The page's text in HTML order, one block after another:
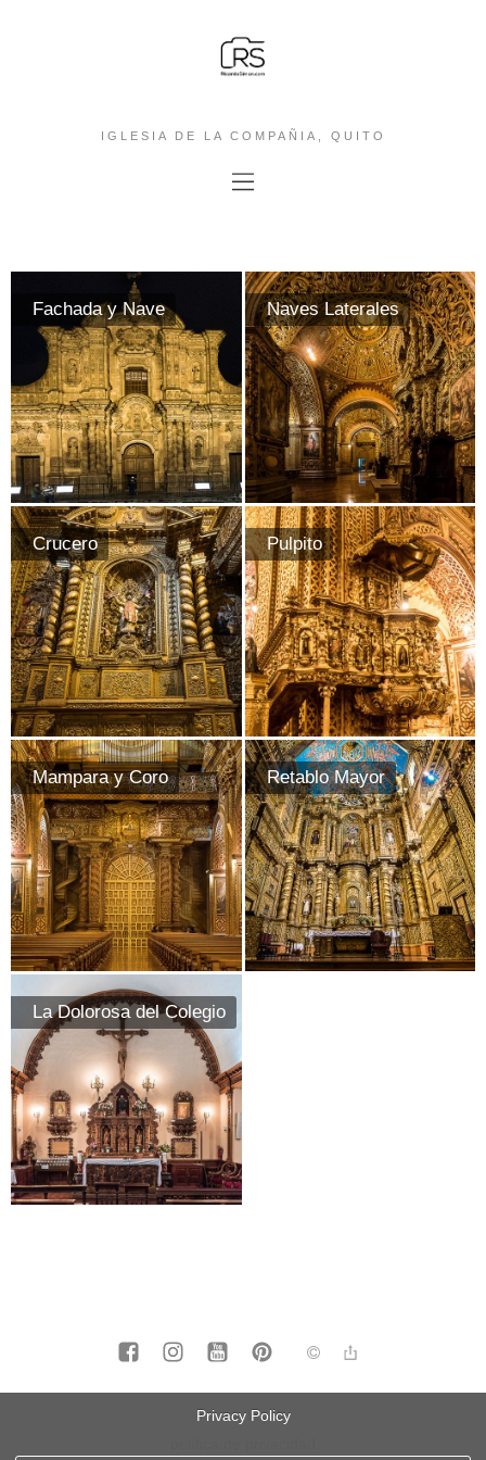
IGLESIA DE LA COMPAÑIA, QUITO
Fachada y Nave Naves Laterales
Crucero Pulpito
Mampara y Coro Retablo Mayor
La Dolorosa del Colegio
aviso legal
Privacy Policy